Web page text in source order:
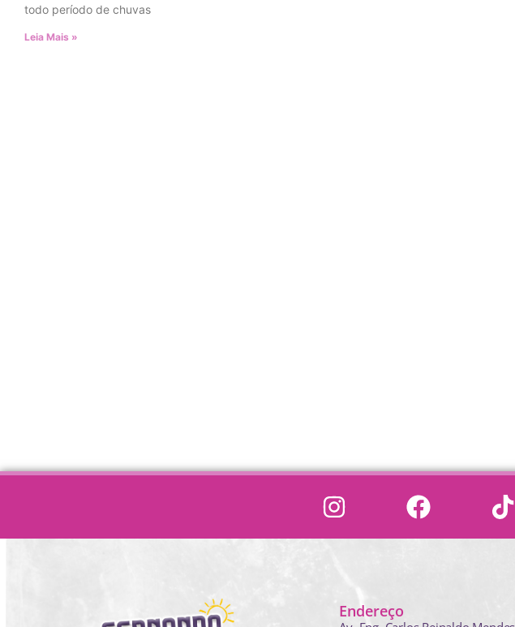
todo período de chuvas
Leia Mais »
Endereço